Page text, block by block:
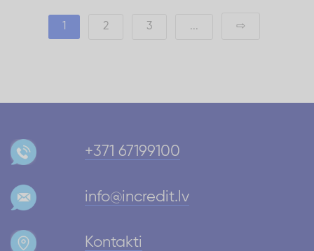
2 3 ... ⇨
+371 67199100
info@incredit.lv
Kontakti